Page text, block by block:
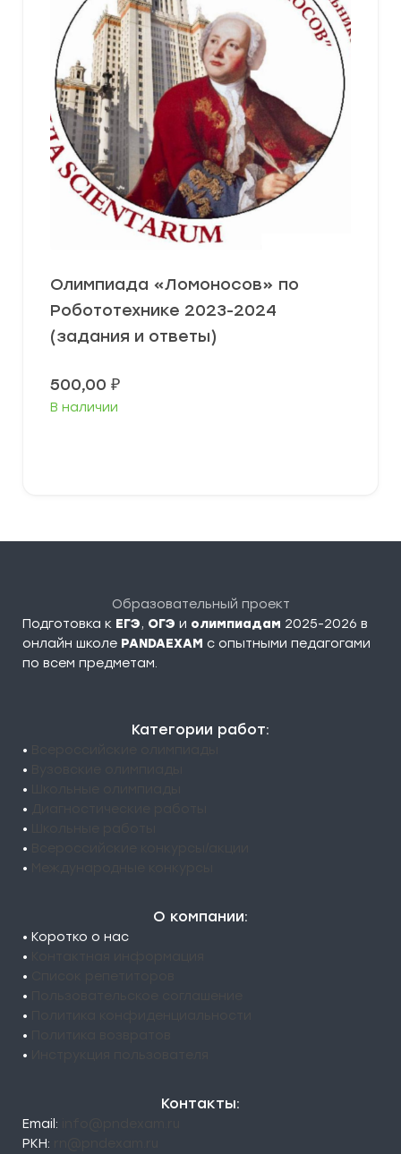
Олимпиада «Ломоносов» по
Робототехнике 2023-2024
(задания и ответы)
500,00 ₽
В наличии
Образовательный проект
Подготовка к ЕГЭ, ОГЭ и олимпиадам 2025-2026 в
онлайн школе PANDAEXAM c опытными педагогами
по всем предметам.
Категории работ:
•
•
•
•
•
•
•
О компании:
• Коротко о нас
•
•
•
•
•
•
Контакты:
Email:
РКН: